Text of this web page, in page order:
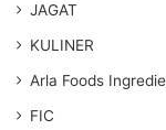
JAGAT
KULINER
Arla Foods
FIC